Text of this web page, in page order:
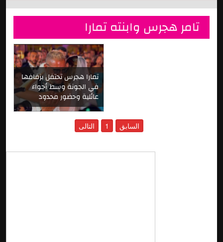
تامر هجرس وابنته تمارا
تمارا هجرس تحتفل بزفافها
في الجونة وسط أجواء
عائلية وحضور محدود
السابق 1 التالى